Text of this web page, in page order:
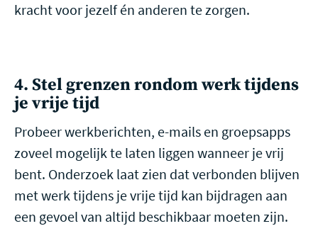
kracht voor jezelf én anderen te zorgen.
4. Stel grenzen rondom werk tijdens
je vrije tijd
Probeer werkberichten, e-mails en groepsapps
zoveel mogelijk te laten liggen wanneer je vrij
bent. Onderzoek laat zien dat verbonden blijven
met werk tijdens je vrije tijd kan bijdragen aan
een gevoel van altijd beschikbaar moeten zijn.